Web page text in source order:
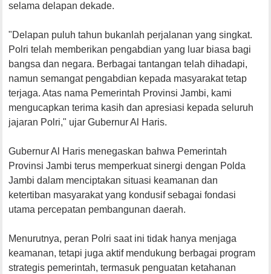
selama delapan dekade.
"Delapan puluh tahun bukanlah perjalanan yang singkat.
Polri telah memberikan pengabdian yang luar biasa bagi
bangsa dan negara. Berbagai tantangan telah dihadapi,
namun semangat pengabdian kepada masyarakat tetap
terjaga. Atas nama Pemerintah Provinsi Jambi, kami
mengucapkan terima kasih dan apresiasi kepada seluruh
jajaran Polri," ujar Gubernur Al Haris.
Gubernur Al Haris menegaskan bahwa Pemerintah
Provinsi Jambi terus memperkuat sinergi dengan Polda
Jambi dalam menciptakan situasi keamanan dan
ketertiban masyarakat yang kondusif sebagai fondasi
utama percepatan pembangunan daerah.
Menurutnya, peran Polri saat ini tidak hanya menjaga
keamanan, tetapi juga aktif mendukung berbagai program
strategis pemerintah, termasuk penguatan ketahanan